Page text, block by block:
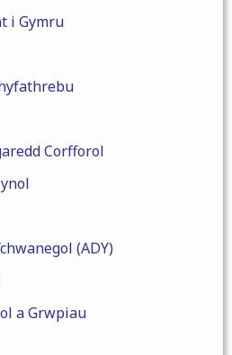
i Gymru
Corfforol
(ADY)
a Grwpiau